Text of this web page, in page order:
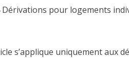
Dérivations pour logements
s’applique uniquement aux